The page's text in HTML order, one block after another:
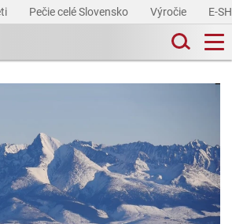
Pečie celé Slovensko Výročie E-